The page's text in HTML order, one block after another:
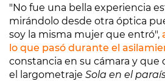
"No fue una bella experiencia
mirándolo desde otra óptica
soy la misma mujer que entró",
lo que pasó durante el
constancia en su cámara y que
el largometraje Sola en el